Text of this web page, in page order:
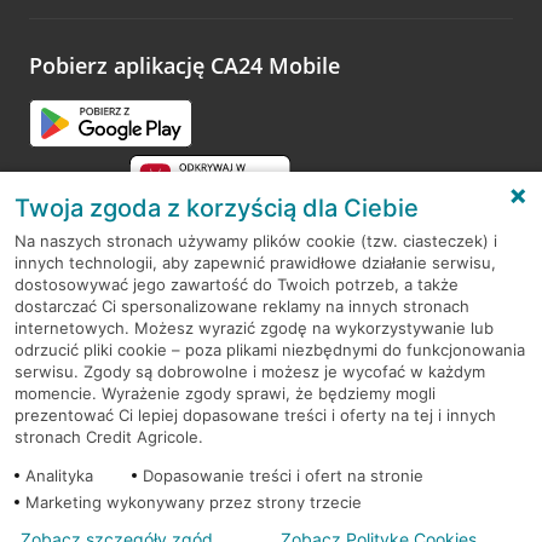
opinie.
Pobierz aplikację CA24 Mobile
RODO
Regulamin serwisu
Mapa serwisu
PolitykaCookies
Twoja zgoda z korzyścią dla Ciebie
Na naszych stronach używamy plików cookie (tzw. ciasteczek) i
innych technologii, aby zapewnić prawidłowe działanie serwisu,
dostosowywać jego zawartość do Twoich potrzeb, a także
dostarczać Ci spersonalizowane reklamy na innych stronach
internetowych. Możesz wyrazić zgodę na wykorzystywanie lub
odrzucić pliki cookie – poza plikami niezbędnymi do funkcjonowania
serwisu. Zgody są dobrowolne i możesz je wycofać w każdym
momencie. Wyrażenie zgody sprawi, że będziemy mogli
prezentować Ci lepiej dopasowane treści i oferty na tej i innych
stronach Credit Agricole.
Analityka
Dopasowanie treści i ofert na stronie
Marketing wykonywany przez strony trzecie